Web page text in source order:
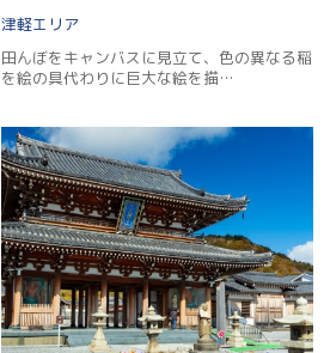
津軽
田んぼをキャンバスに見立て、色の異なる稲
を絵の具代わりに巨大な絵を描…